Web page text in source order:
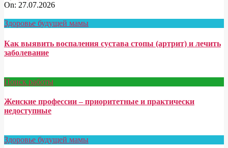
On: 27.07.2026
Здоровье будущей мамы
Как выявить воспаления сустава стопы (артрит) и лечить
заболевание
Поиск работы
Женские профессии – приоритетные и практически
недоступные
Здоровье будущей мамы